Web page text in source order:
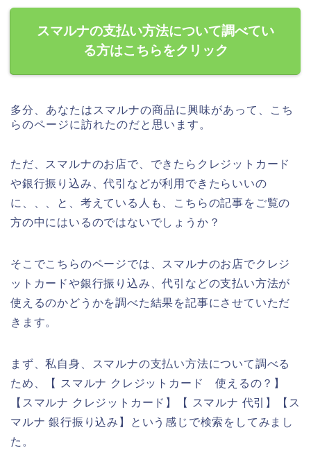
スマルナの支払い方法について調べてい
る方はこちらをクリック
多分、あなたはスマルナの商品に興味があって、こち
らのページに訪れたのだと思います。
ただ、スマルナのお店で、できたらクレジットカード
や銀行振り込み、代引などが利用できたらいいの
に、、、と、考えている人も、こちらの記事をご覧の
方の中にはいるのではないでしょうか？
そこでこちらのページでは、スマルナのお店でクレジ
ットカードや銀行振り込み、代引などの支払い方法が
使えるのかどうかを調べた結果を記事にさせていただ
きます。
まず、私自身、スマルナの支払い方法について調べる
ため、【 スマルナ クレジットカード 使えるの？】
【スマルナ クレジットカード】【 スマルナ 代引】【ス
マルナ 銀行振り込み】という感じで検索をしてみまし
た。